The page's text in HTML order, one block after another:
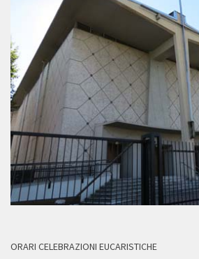
ORARI CELEBRAZIONI EUCARISTICHE